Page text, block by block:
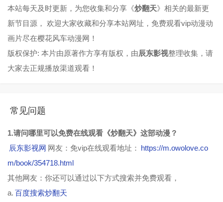
本站每天及时更新，为您收集和分享《炒翻天》相关的最新更
新节目源， 欢迎大家收藏和分享本站网址，免费观看vip动漫动
画片尽在樱花风车动漫网！
版权保护: 本片由原著作方享有版权，由辰东影视整理收集，请
大家去正规播放渠道观看！
常见问题
1.请问哪里可以免费在线观看《炒翻天》这部动漫？
辰东影视网 网友：免vip在线观看地址： https://m.owolove.co
m/book/354718.html
其他网友：你还可以通过以下方式搜索并免费观看，
a. 百度搜索炒翻天